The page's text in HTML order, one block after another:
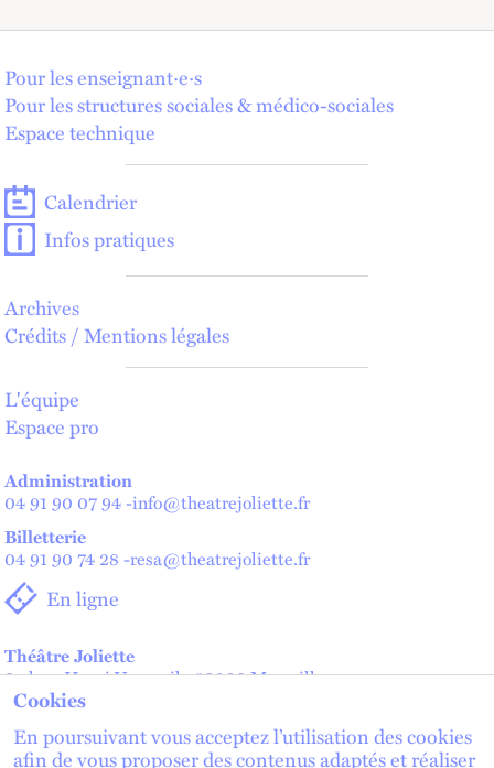
Pour les enseignant·e·s
Pour les structures sociales & médico-sociales
Espace technique
Calendrier
Infos pratiques
Archives
Crédits / Mentions légales
L'équipe
Espace pro
Administration
04 91 90 07 94-info@theatrejoliette.fr
Billetterie
04 91 90 74 28 -resa@theatrejoliette.fr
En ligne
Théâtre Joliette
2 place Henri Verneuil - 13002 Marseille
Théâtre de Lenche — Maison des artistes
2 place de Lenche - 13002 Marseille
Cookies
En poursuivant vous acceptez l’utilisation des cookies
afin de vous proposer des contenus adaptés et réaliser